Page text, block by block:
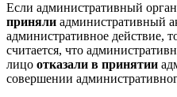
Если административный
приняли административный
административное действие,
считается, что
лицо отказали в принятии
совершении